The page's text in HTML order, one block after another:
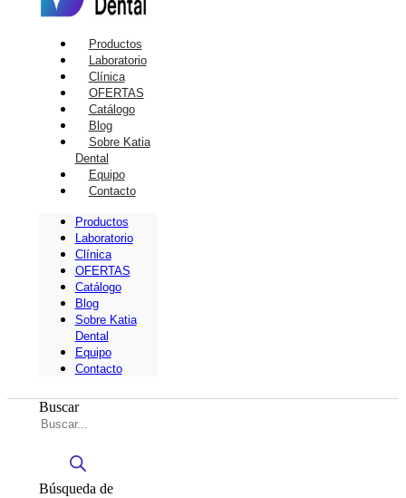
Productos
Laboratorio
Clínica
OFERTAS
Catálogo
Blog
Sobre Katia
Dental
Equipo
Contacto
Productos
Laboratorio
Clínica
OFERTAS
Catálogo
Blog
Sobre Katia
Dental
Equipo
Contacto
Buscar
Búsqueda de